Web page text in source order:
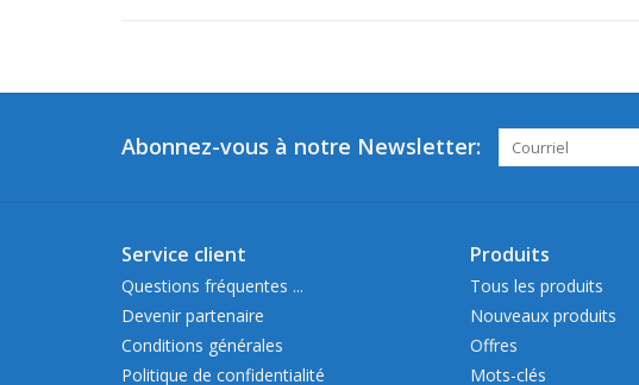
Abonnez-vous à notre Newsletter:
Service client
Questions fréquentes ...
Devenir partenaire
Conditions générales
Politique de confidentialité
Produits
Tous les produits
Nouveaux produits
Offres
Mots-clés